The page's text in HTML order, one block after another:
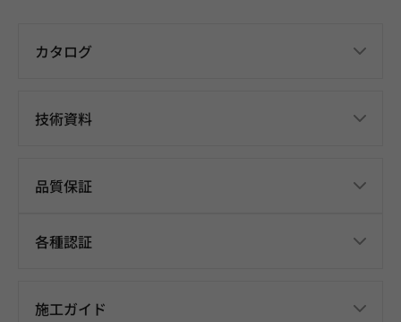
カタログ
技術資料
品質保証
各種認証
施工ガイド